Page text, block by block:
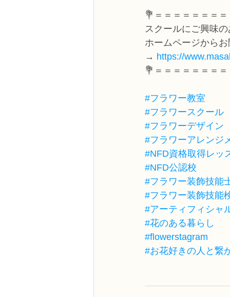
💐＝＝＝＝＝＝＝
スクールにご興味
ホームページから
→ https://
💐＝＝＝＝＝＝＝
#フラワー教室
#フラワースクール
#フラワーデザイン
#フラワーアレンジ
#NFD資格取得レッ
#NFD公認校
#フラワー装飾技能
#フラワー装飾技能
#アーティフィシャ
#花のある暮らし
#flowerstagram
#お花好きの人と繋